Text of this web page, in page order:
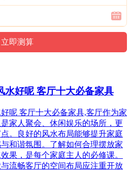
水好呢 客厅十大必备家具
呢 客厅十大必备家具,客厅作为家
家人聚会、休闲娱乐的场所，更
。良好的风水布局能够提升家庭
和谐氛围。了解如何合理摆放家
果，是每个家庭主人的必修课。
流畅客厅的空间布局应注重开放